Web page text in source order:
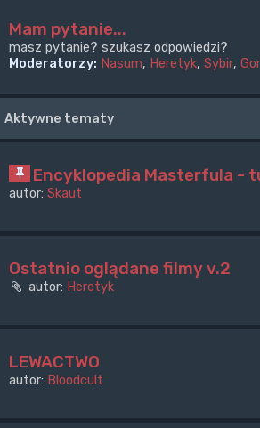
Mam pytanie...
masz pytanie? szukasz odpowiedzi?
Moderatorzy: Nasum, Heretyk, Sybir,
Aktywne tematy
Encyklopedia Masterfula -
autor: Skaut
Ostatnio oglądane filmy v.2
autor: Heretyk
LEWACTWO
autor: Bloodcult